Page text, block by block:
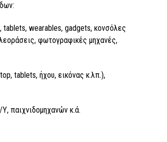
tablets, wearables, gadgets, κονσόλες
φωτογραφικές μηχανές,
tablets, ήχου, εικόνας κ.λπ.),
παιχνιδομηχανών κ.ά.